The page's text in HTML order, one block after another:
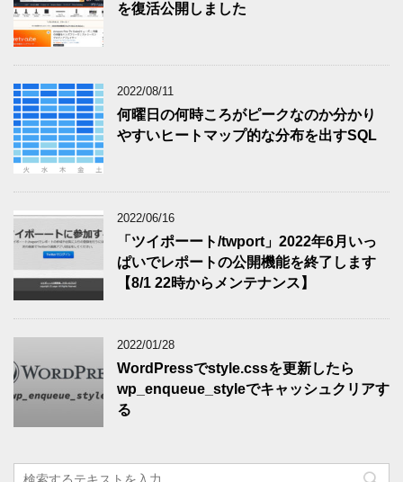
を復活公開しました
2022/08/11
何曜日の何時ころがピークなのか分かり
やすいヒートマップ的な分布を出すSQL
2022/06/16
「ツイポーート/twport」2022年6月いっ
ぱいでレポートの公開機能を終了します
【8/1 22時からメンテナンス】
2022/01/28
WordPressでstyle.cssを更新したら
wp_enqueue_styleでキャッシュクリアす
る